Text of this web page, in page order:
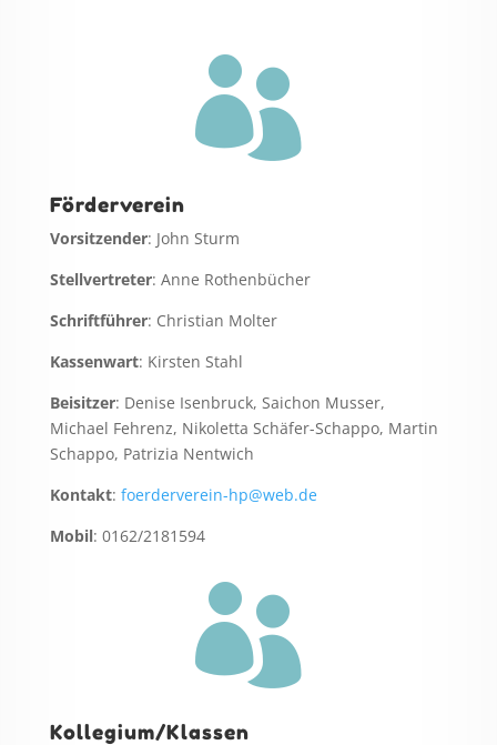

Förderverein
Vorsitzender: John Sturm
Stellvertreter: Anne Rothenbücher
Schriftführer: Christian Molter
Kassenwart: Kirsten Stahl
Beisitzer: Denise Isenbruck, Saichon Musser,
Michael Fehrenz, Nikoletta Schäfer-Schappo, Martin
Schappo, Patrizia Nentwich
Kontakt: foerderverein-hp@web.de
Mobil: 0162/2181594

Kollegium/Klassen